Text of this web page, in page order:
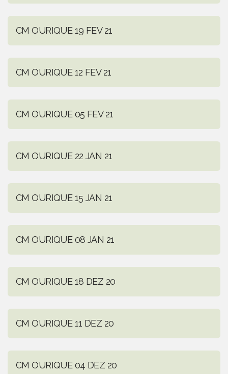
CM OURIQUE 19 FEV 21
CM OURIQUE 12 FEV 21
CM OURIQUE 05 FEV 21
CM OURIQUE 22 JAN 21
CM OURIQUE 15 JAN 21
CM OURIQUE 08 JAN 21
CM OURIQUE 18 DEZ 20
CM OURIQUE 11 DEZ 20
CM OURIQUE 04 DEZ 20